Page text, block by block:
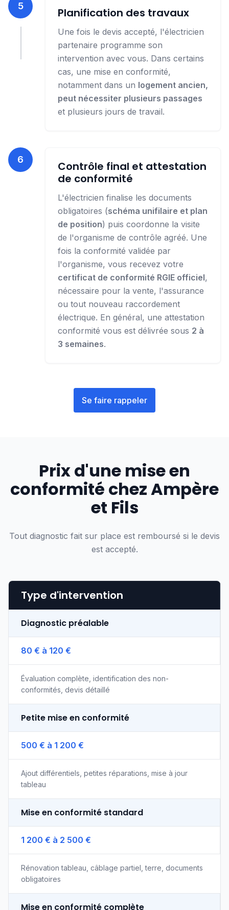
5 Planification des travaux
Une fois le devis accepté, l'électricien
partenaire programme son
intervention avec vous. Dans certains
cas, une mise en conformité,
notamment dans un logement ancien,
peut nécessiter plusieurs passages
et plusieurs jours de travail.
6
Contrôle final et attestation
de conformité
L'électricien finalise les documents
obligatoires (schéma unifilaire et plan
de position) puis coordonne la visite
de l'organisme de contrôle agréé. Une
fois la conformité validée par
l'organisme, vous recevez votre
certificat de conformité RGIE officiel,
nécessaire pour la vente, l'assurance
ou tout nouveau raccordement
électrique. En général, une attestation
conformité vous est délivrée sous 2 à
3 semaines.
Se faire rappeler
Prix d'une mise en
conformité chez Ampère
et Fils
Tout diagnostic fait sur place est remboursé si le devis
est accepté.
Type d'intervention
Diagnostic préalable
80 € à 120 €
Évaluation complète, identification des non-
conformités, devis détaillé
Petite mise en conformité
500 € à 1 200 €
Ajout différentiels, petites réparations, mise à jour
tableau
Mise en conformité standard
1 200 € à 2 500 €
Rénovation tableau, câblage partiel, terre, documents
obligatoires
Mise en conformité complète